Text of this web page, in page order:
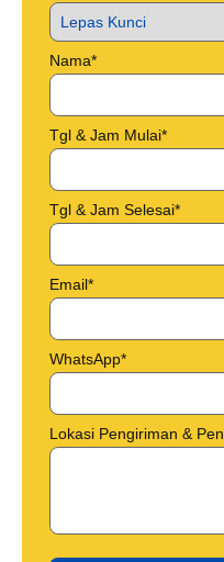
Nama*
Tgl & Jam Mulai*
Tgl & Jam Selesai*
Email*
WhatsApp*
Lokasi Pengiriman &